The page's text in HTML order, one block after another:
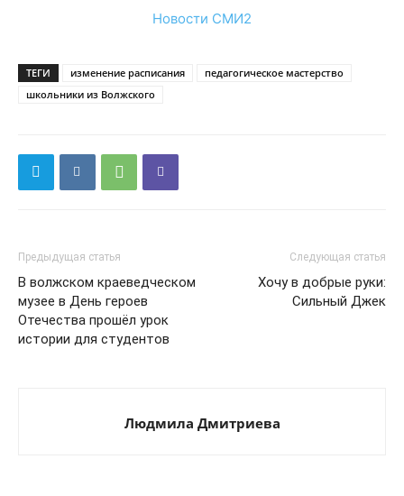
Новости СМИ2
ТЕГИ изменение расписания
педагогическое мастерство
школьники из Волжского
Предыдущая статья
В волжском краеведческом
музее в День героев
Отечества прошёл урок
истории для студентов
Следующая статья
Хочу в добрые руки:
Сильный Джек
Людмила Дмитриева